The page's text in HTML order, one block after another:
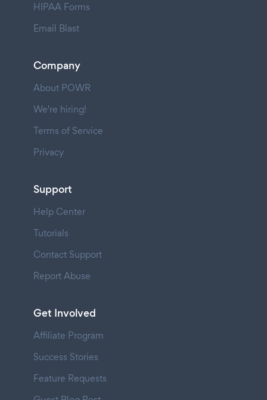
HIPAA Forms
Email Blast
Company
About POWR
We're hiring!
Terms of Service
Privacy
Support
Help Center
Tutorials
Contact Support
Report Abuse
Get Involved
Affiliate Program
Success Stories
Feature Requests